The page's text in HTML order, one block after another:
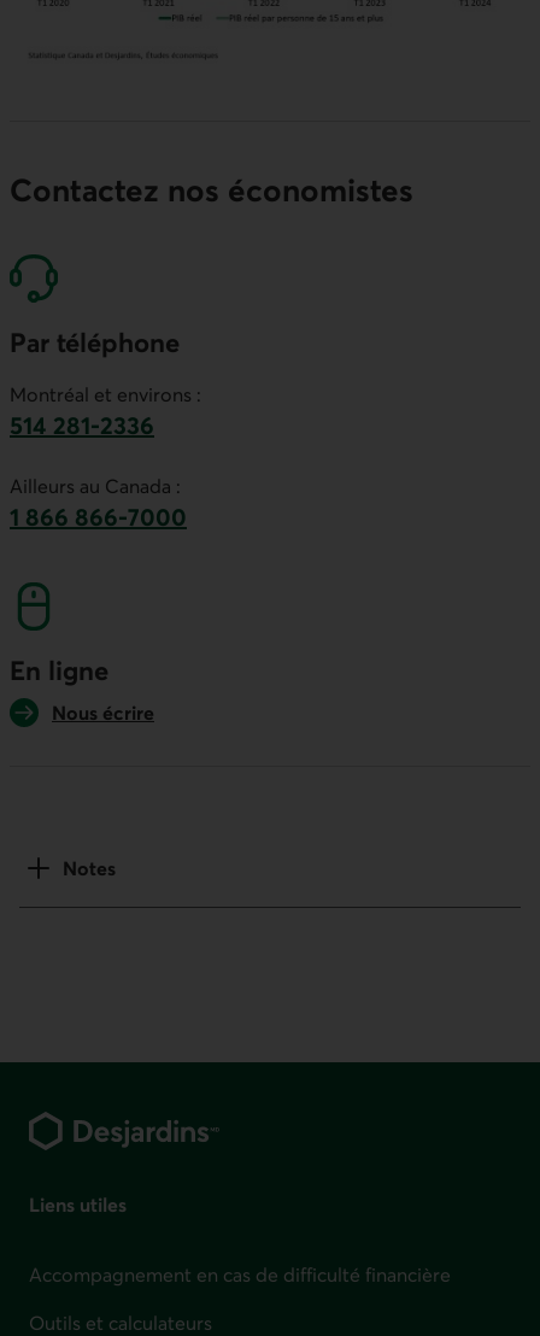
Contactez nos économistes
Par téléphone
Montréal et environs :
514 281-2336
Ailleurs au Canada :
1 866 866-7000
En ligne
Nous écrire
Notes
Liens utiles
Accompagnement en cas de difficulté financière
Outils et calculateurs